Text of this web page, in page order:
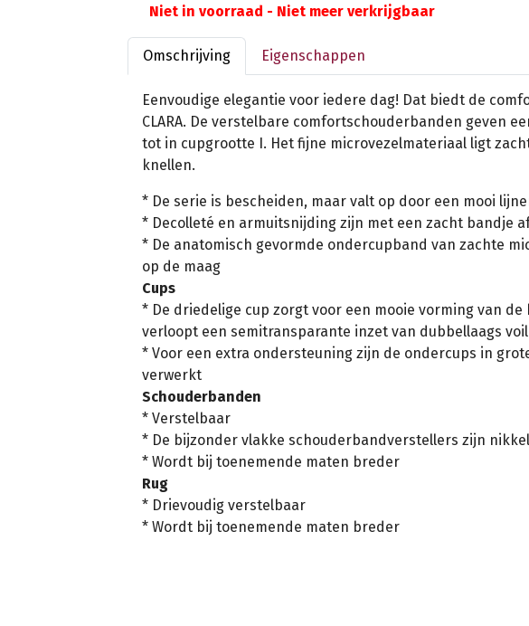
Niet in voorraad - Niet meer verkrijgbaar
Omschrijving Eigenschappen
Eenvoudige elegantie voor iedere dag! Dat biedt de
CLARA. De verstelbare comfortschouderbanden geven
tot in cupgrootte I. Het fijne microvezelmateriaal ligt
knellen.
* De serie is bescheiden, maar valt op door een mooi
* Decolleté en armuitsnijding zijn met een zacht bandje
* De anatomisch gevormde ondercupband van zachte
op de maag
Cups
* De driedelige cup zorgt voor een mooie vorming van
verloopt een semitransparante inzet van dubbellaags
* Voor een extra ondersteuning zijn de ondercups in
verwerkt
Schouderbanden
* Verstelbaar
* De bijzonder vlakke schouderbandverstellers zijn
* Wordt bij toenemende maten breder
Rug
* Drievoudig verstelbaar
* Wordt bij toenemende maten breder